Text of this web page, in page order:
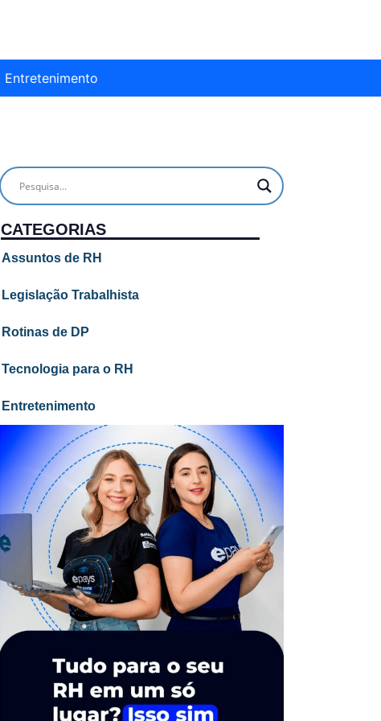
Entretenimento
CATEGORIAS
Assuntos de RH
Legislação Trabalhista
Rotinas de DP
Tecnologia para o RH
Entretenimento